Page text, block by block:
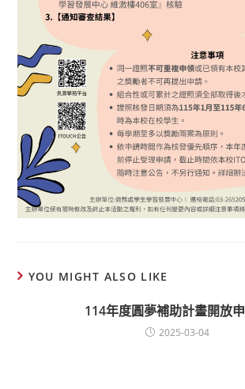
YOU MIGHT ALSO LIKE
114年度圓夢補助計畫開放申
2025-03-04